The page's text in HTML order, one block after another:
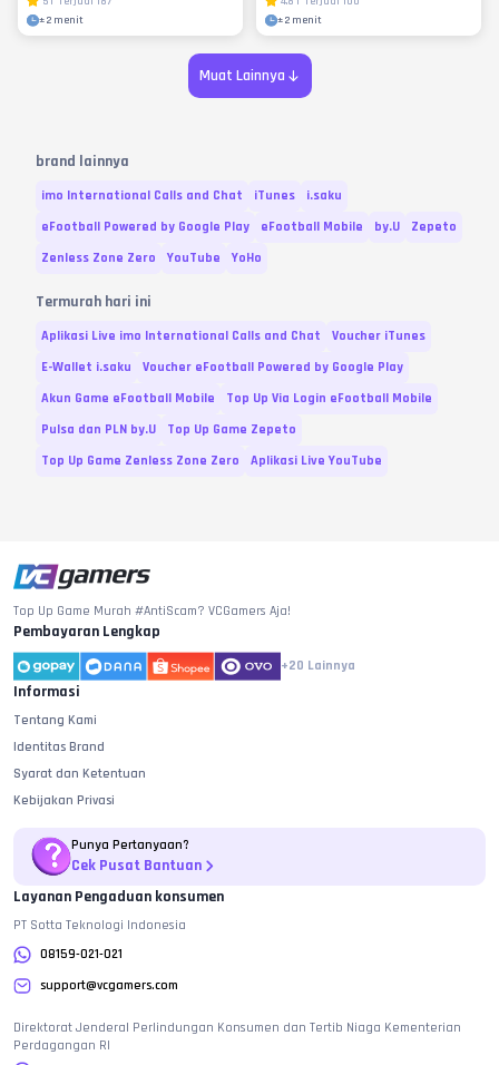
±2 menit
±2 menit
Muat Lainnya
brand lainnya
imo International Calls and Chat iTunes
i.saku
eFootball Powered by Google Play
eFootball Mobile by.U
Zepeto
Zenless Zone Zero
YouTube YoHo
Termurah hari ini
Aplikasi Live imo International Calls and Chat
Voucher iTunes
E-Wallet i.saku
Voucher eFootball Powered by Google Play
Akun Game eFootball Mobile
Top Up Via Login eFootball Mobile
Pulsa dan PLN by.U
Top Up Game Zepeto
Top Up Game Zenless Zone Zero
Aplikasi Live YouTube
Top Up Game Murah #AntiScam? VCGamers Aja!
Pembayaran Lengkap
+20 Lainnya
Informasi
Tentang Kami
Identitas Brand
Syarat dan Ketentuan
Kebijakan Privasi
Punya Pertanyaan?
Cek Pusat Bantuan
Layanan Pengaduan konsumen
PT Sotta Teknologi Indonesia
08159-021-021
support@vcgamers.com
Direktorat Jenderal Perlindungan Konsumen dan Tertib Niaga Kementerian
Perdagangan RI